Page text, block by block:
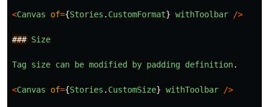
<Canvas of={Stories . CustomFormat} withToolbar />
### Size
Tag size can be modified by padding definition.
<Canvas of={Stories . CustomSize} withToolbar />